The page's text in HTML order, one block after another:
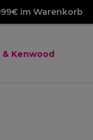
im Warenkorb
& Kenwood